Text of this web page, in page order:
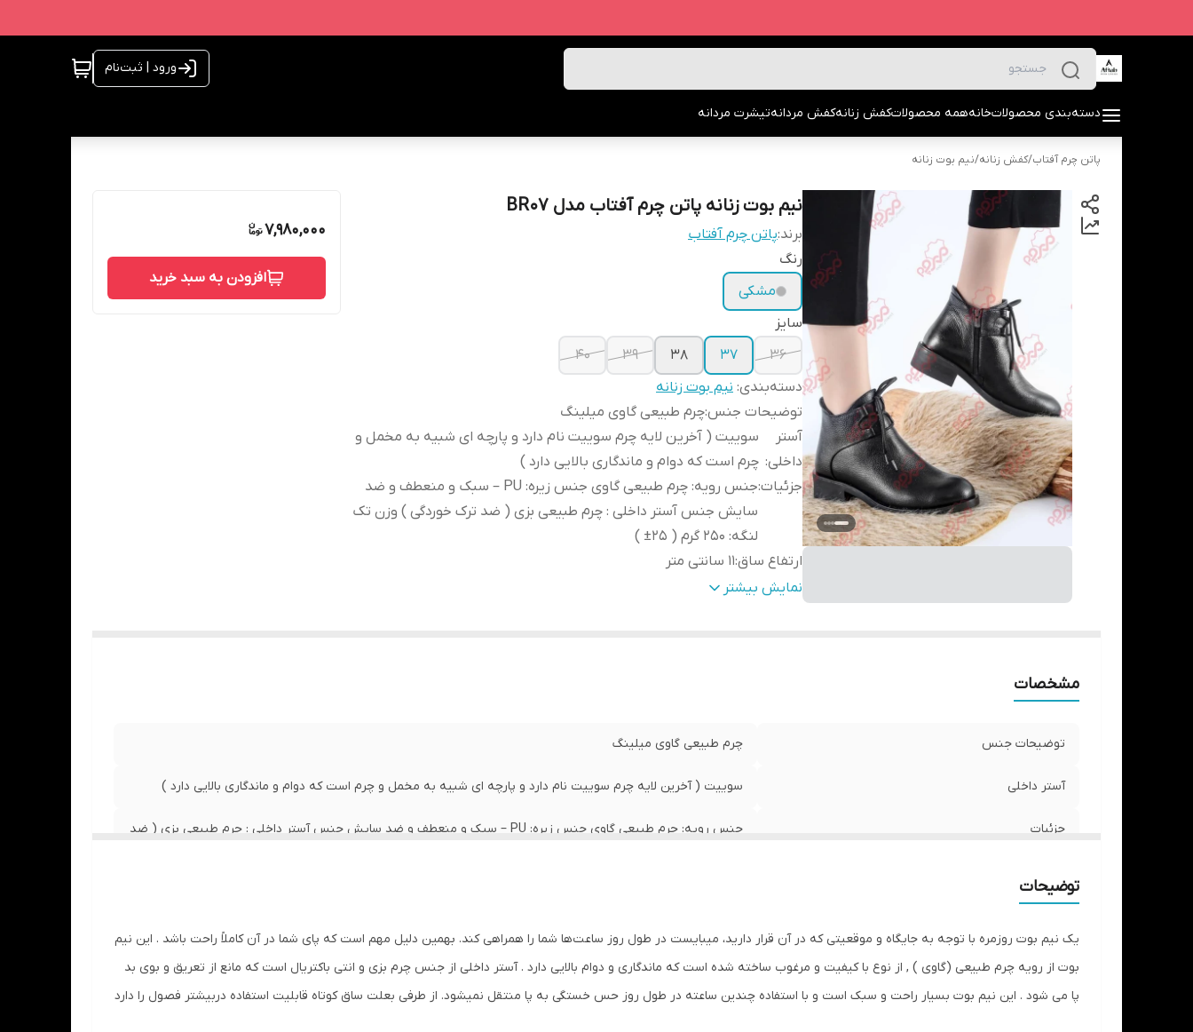
ورود | ثبت‌نام
دسته‌بندی محصولاتخانههمه محصولاتکفش زنانهکفش مردانهتیشرت مردانه
پاتن چرم آفتاب/کفش زنانه/نیم بوت زنانه
نیم بوت زنانه پاتن چرم آفتاب مدل BR07
برند:پاتن چرم آفتاب
رنگ
مشکی
سایز
36
37
38
39
40
دسته‌بندی: نیم بوت زنانه
توضیحات جنس:چرم طبیعی گاوی میلینگ
آستر
داخلی:
سوییت ( آخرین لایه چرم سوییت نام دارد و پارچه ای شبیه به مخمل و
چرم است که دوام و ماندگاری بالایی دارد )
جزئیات:
جنس رویه: چرم طبیعی گاوی جنس زیره: PU – سبک و منعطف و ضد
سایش جنس آستر داخلی : چرم طبیعی بزی ( ضد ترک خوردگی ) وزن تک
لنگه: 250 گرم ( ۲۵± )
ارتفاع ساق:11 سانتی متر
نگهداری:به منظور بالا بردن طول عمر این محصول حتما از تماس آب و نورنمایش بیشتر
7,980,000
افزودن به سبد خرید
مشخصات
توضیحات جنس چرم طبیعی گاوی میلینگ
آستر داخلی سوییت ( آخرین لایه چرم سوییت نام دارد و پارچه ای شبیه به مخمل و چرم است که دوام و ماندگاری بالایی دارد )
جزئیات
جنس رویه: چرم طبیعی گاوی جنس زیره: PU – سبک و منعطف و ضد سایش جنس آستر داخلی : چرم طبیعی بزی ( ضد
ارتفاع ساق
نگهداری
به منظور بالا بردن طول عمر این محصول حتما از تماس آب و نور خورشید (در درازمدت) و یا مواد حاوی الکل خودداری
توضیحات
یک نیم بوت روزمره با توجه به جایگاه و موقعیتی که در آن قرار دارید، میبایست در طول روز ساعت‌ها شما را همراهی کند. بهمین دلیل مهم است که پای شما در آن کاملاً راحت باشد . این نیم
بوت از رویه چرم طبیعی (گاوی ) , از نوع با کیفیت و مرغوب ساخته شده است که ماندگاری و دوام بالایی دارد . آستر داخلی از جنس چرم بزی و انتی باکتریال است که مانع از تعریق و بوی بد
پا می شود . این نیم بوت بسیار راحت و سبک است و با استفاده چندین ساعته در طول روز حس خستگی به پا منتقل نمیشود. از طرفی بعلت ساق کوتاه قابلیت استفاده دربیشتر فصول را دارد